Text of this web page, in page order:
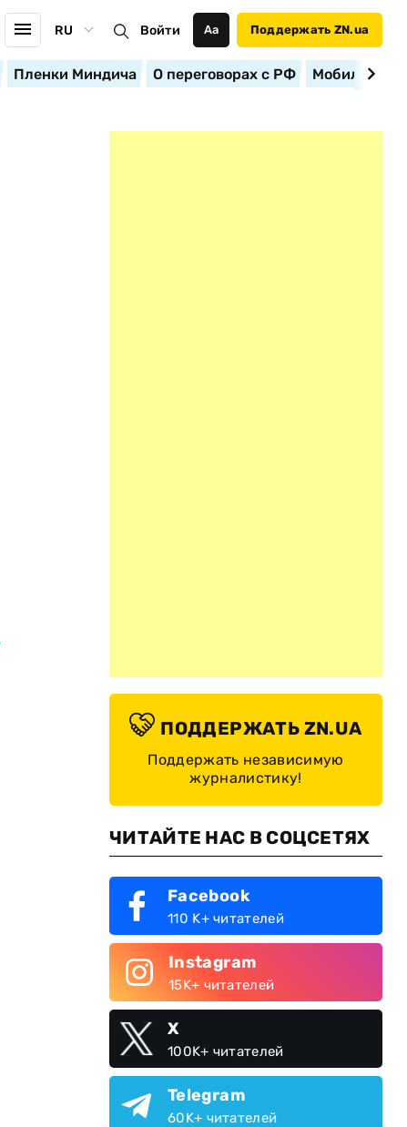
RU Войти Аа Поддержать ZN.ua
Пленки Миндича О переговорах с РФ
ПОДДЕРЖАТЬ ZN.UA
Поддержать независимую
журналистику!
ЧИТАЙТЕ НАС В СОЦСЕТЯХ
Facebook
110 K+ читателей
Instagram
15K+ читателей
X
100K+ читателей
Telegram
60K+ читателей